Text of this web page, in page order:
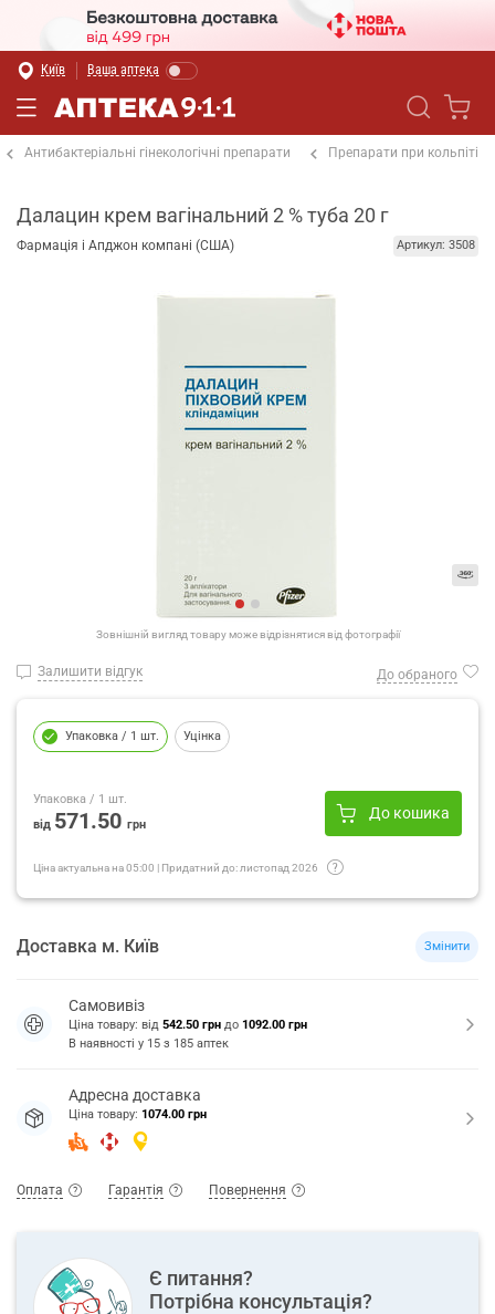
Київ Ваша аптека
Антибактеріальні гінекологічні препарати Препарати при кольпіті
Далацин крем вагінальний 2 % туба 20 г
Фармація і Апджон компані (США) Артикул: 3508
Зовнішній вигляд товару може відрізнятися від фотографії
Залишити відгук До обраного
Упаковка / 1 шт. Уцінка
Упаковка / 1 шт.
від 571.50 грн
До кошика
Ціна актуальна на05:00 | Придатний до: листопад 2026
Доставка м. Київ Змінити
Самовивіз
Ціна товару: від 542.50 грн до 1092.00 грн
В наявності у 15 з 185 аптек
Адресна доставка
Ціна товару: 1074.00 грн
Оплата Гарантія Повернення
Є питання?
Потрібна консультація?